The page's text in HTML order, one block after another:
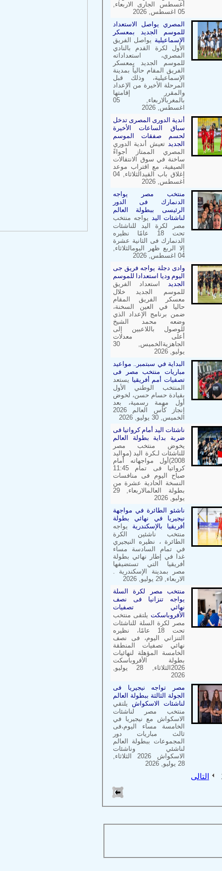
أغسطس الجارى الاربعاء,
المصري يواصل الاستعداد
للموسم الجديد بمعسكر
الإسماعيلية يواصل الفريق
الأول لكرة القدم بالنادي
المصري، استعداداته
للموسم الجديد بمعسكر
الفريق المقام حالياً بمدينة
الإسماعيلية، وذلك قبل
المرحلة الأخيرة من الإعداد
والمقرر إقامتها
اغسطس, 2026
أندية الدورى المصرى تدخل
سباق الساعات الأخيرة
لحسم صفقات الموسم
الجديد تعيش أندية الدوري
المصري الممتاز أجواءً
ساخنة في سوق الانتقالات
الصيفية، مع اقتراب موعد
إغلاق باب القيدالثلاثاء, 04
اغسطس, 2026
منتخب مصر يواجه
الدنمارك فى الدور
الرئيسى ببطولة العالم
لناشئات اليد
يواجه منتخب
مصر لكرة اليد للناشئات
تحت 18 عامًا نظيره
الدنمارك فى الثانية عشرة
إلا الربع ظهر اليومالثلاثاء,
وادى دجلة يواجه فريق جى
اليوم وديا استعدادا للموسم
الجديد
استعداد الفريق
للموسم الجديد خلال
معسكر الفريق المقام
حاليا في العين السخنة،
ضمن برنامج الإعداد الذي
وضعه محمد الشيخ
للوصول باللاعبين إلى
أعلى معدلات
يوليو, 2026
البداية في سبتمبر.. مواعيد
مباريات منتخب مصر فى
تصفيات أمم أفريقيا يستعد
المنتخب الوطني الأول
بقيادة حسام حسن، لخوض
أول مهمة رسمية، بعد
إنجاز كأس العالم 2026
الخميس, 30 يوليو, 2026
ناشئات اليد أمام كرواتيا فى
ضربة بداية بطولة العالم
يخوض منتخب مصر
للناشئات لـكرة اليد (مواليد
2008)أول مواجهاته أمام
كرواتيا فى تمام 11:45
صباح اليوم فى منافسات
النسخة الحادية عشرة من
بطولة العالمالاربعاء, 29
يوليو, 2026
ناشئو الطائرة في مواجهة
نيجيريا في نهائي بطولة
أفريقيا بالإسكندرية
يواجه
منتخب ناشئين الكرة
الطائرة ، نظيره النيجيري
في تمام السادسة مساء
غدا في إطار نهائي بطولة
أفريقيا التي تستضيفها
مصر بمدينة الإسكندرية .
الاربعاء, 29 يوليو, 2026
منتخب مصر لكرة السلة
يواجه تنزانيا فى نصف
نهائي تصفيات
الأفروباسكت يلتقى منتخب
مصر لكرة السلة للناشئات
تحت 18 عامًا، نظيره
التنزاني اليوم، فى نصف
نهائي تصفيات المنطقة
الخامسة المؤهلة لنهائيات
بطولة الأفروباسكت
2026الثلاثاء, 28 يوليو,
2026
مصر تواجه نيجيريا فى
الجولة الثالثة ببطولة العالم
لناشئات الاسكواش يلتقي
منتخب مصر لناشئات
الاسكواش مع نيجيريا في
الخامسة مساء اليوم،فى
ثالث مباريات دور
المجموعات ببطولة العالم
لناشئي وناشئات
الاسكواش 2026 الثلاثاء,
التالى